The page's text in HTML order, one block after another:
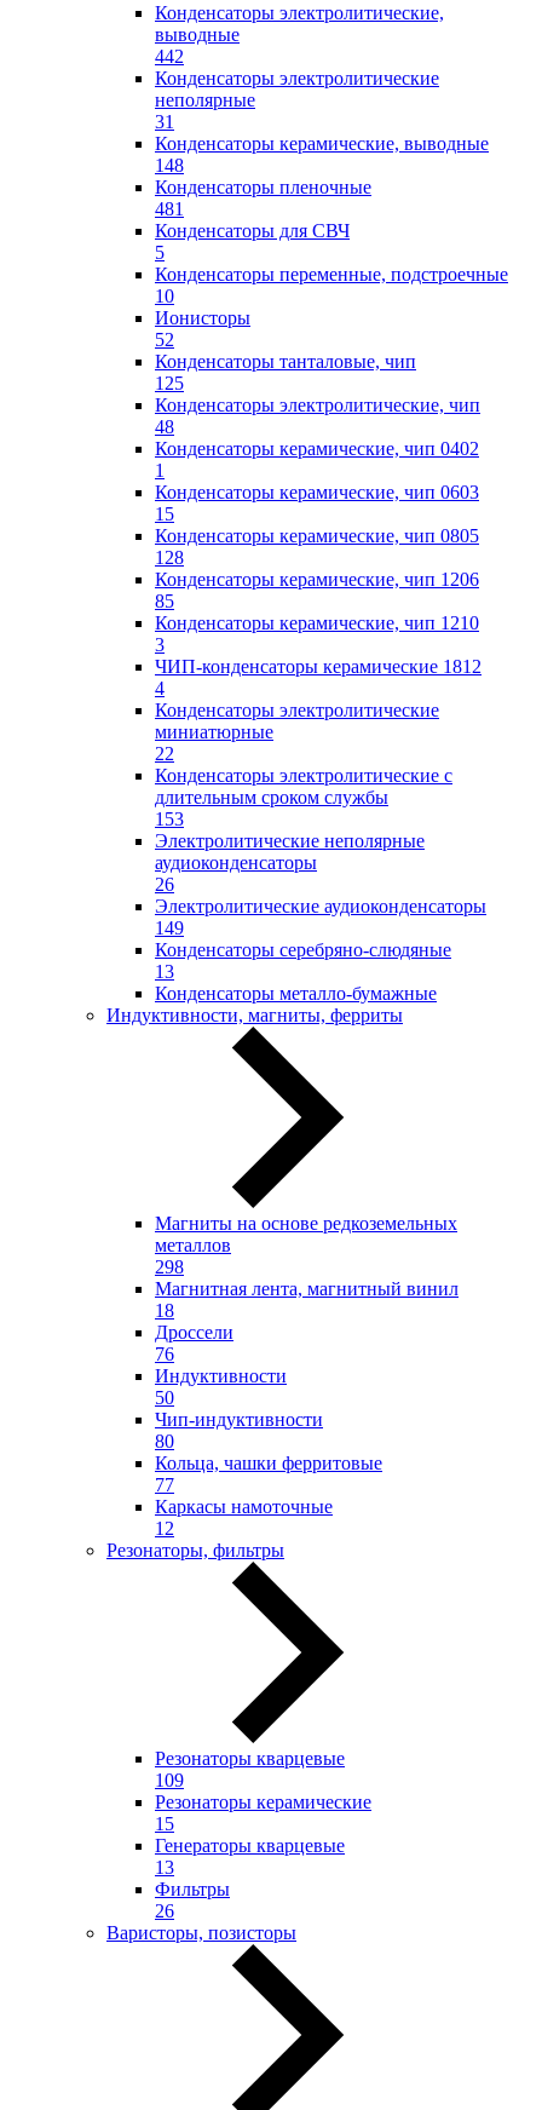
Конденсаторы электролитические,
выводные
442
Конденсаторы электролитические
неполярные
31
Конденсаторы керамические, выводные
148
Конденсаторы пленочные
481
Конденсаторы для СВЧ
5
Конденсаторы переменные, подстроечные
10
Ионисторы
52
Конденсаторы танталовые, чип
125
Конденсаторы электролитические, чип
48
Конденсаторы керамические, чип 0402
1
Конденсаторы керамические, чип 0603
15
Конденсаторы керамические, чип 0805
128
Конденсаторы керамические, чип 1206
85
Конденсаторы керамические, чип 1210
3
ЧИП-конденсаторы керамические 1812
4
Конденсаторы электролитические
миниатюрные
22
Конденсаторы электролитические с
длительным сроком службы
153
Электролитические неполярные
аудиоконденсаторы
26
Электролитические аудиоконденсаторы
149
Конденсаторы серебряно-слюдяные
13
Конденсаторы металло-бумажные
Индуктивности, магниты, ферриты
Магниты на основе редкоземельных
металлов
298
Магнитная лента, магнитный винил
18
Дроссели
76
Индуктивности
50
Чип-индуктивности
80
Кольца, чашки ферритовые
77
Каркасы намоточные
12
Резонаторы, фильтры
Резонаторы кварцевые
109
Резонаторы керамические
15
Генераторы кварцевые
13
Фильтры
26
Варисторы, позисторы